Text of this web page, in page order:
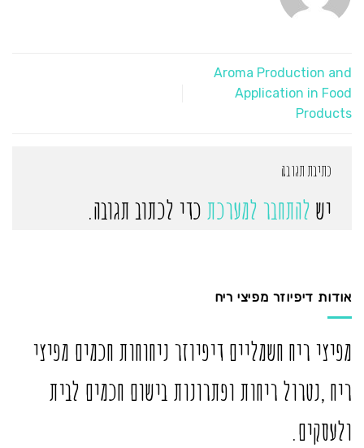
Aroma Production and
Application in Food
Products
כתיבת תגובה
יש להתחבר למערכת כדי לכתוב תגובה.
אודות דיפיוזר מפיצי ריח
מפיצי ריח חשמליים דיפיוזר ניחוחות חכמים מפיצי
ריח ,נטרול ריחות ופתרונות בישום חכמים לבית
ולעסקים.